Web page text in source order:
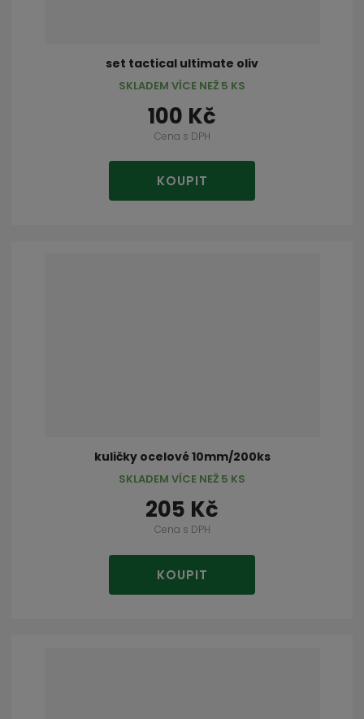
set tactical ultimate oliv
100 Kč
Cena s DPH
KOUPIT
SKLADEM VÍCE NEŽ 5 KS
kuličky ocelové 10mm/200ks
205 Kč
Cena s DPH
KOUPIT
SKLADEM VÍCE NEŽ 5 KS